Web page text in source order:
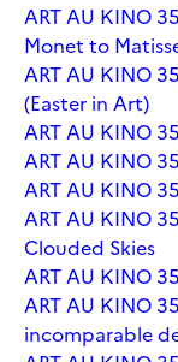
ART AU KINO
Monet to
ART AU KINO
(Easter in Art)
ART AU KINO
ART AU KINO
ART AU KINO
ART AU KINO
Clouded Skies
ART AU KINO
ART AU KINO
incomparable